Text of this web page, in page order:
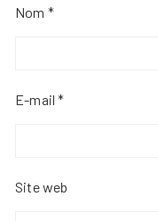
Nom *
E-mail*
Site web